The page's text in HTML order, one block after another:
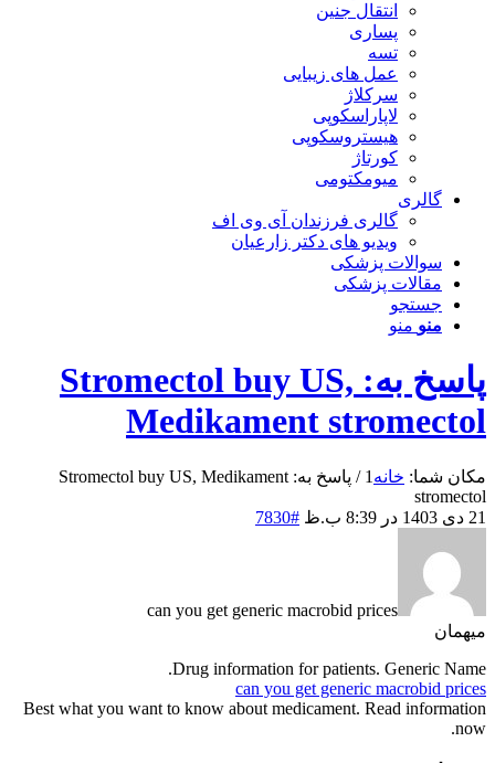
انتقال جنین
پساری
تسه
عمل های زیبایی
سرکلاژ
لاپاراسکوپی
هیستروسکوپی
کورتاژ
میومکتومی
گالری
گالری فرزندان آی وی اف
ویدیو های دکتر زارعیان
سوالات پزشکی
مقالات پزشکی
جستجو
منو منو
پاسخ به: Stromectol buy US,
Medikament stromectol
مکان شما: خانه 1
/
پاسخ به: Stromectol buy US, Medikament
stromectol
21 دی 1403 در 8:39 ب.ظ
#7830
can you get generic macrobid prices
میهمان
Drug information for patients. Generic Name.
can you get generic macrobid prices
Best what you want to know about medicament. Read information
now.